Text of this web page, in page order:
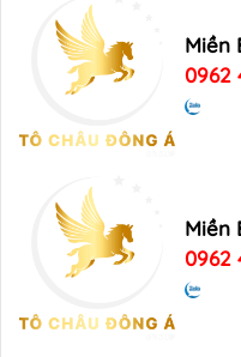
Miền
0962
Miền
0962